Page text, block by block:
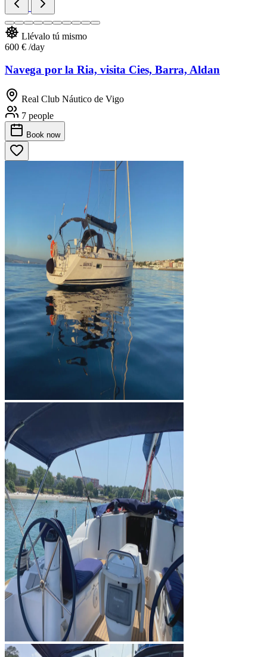
Llévalo tú mismo
600 € /day
Navega por la Ria, visita Cies, Barra, Aldan
Real Club Náutico de Vigo
7 people
Book now